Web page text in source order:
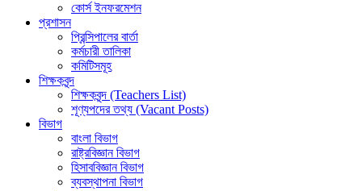
কোর্স ইনফরমেশন
প্রশাসন
প্রিন্সিপালের বার্তা
কর্মচারী তালিকা
কমিটিসমূহ
শিক্ষকবৃন্দ
শিক্ষকবৃন্দ (Teachers List)
শূণ্যপদের তথ্য (Vacant Posts)
বিভাগ
বাংলা বিভাগ
রাষ্ট্রবিজ্ঞান বিভাগ
হিসাববিজ্ঞান বিভাগ
ব্যবস্থাপনা বিভাগ